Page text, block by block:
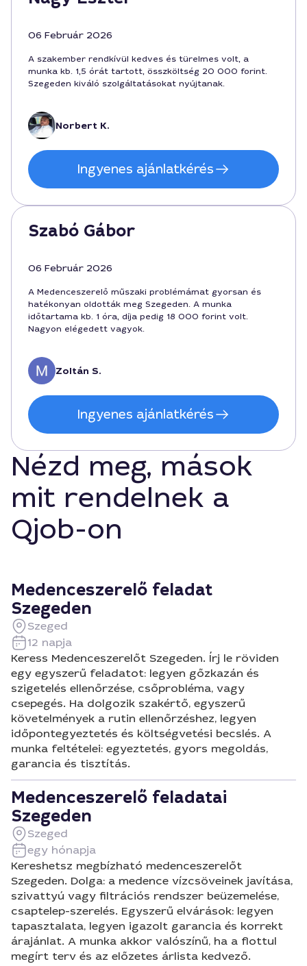
06 Február 2026
A szakember rendkívül kedves és türelmes volt, a
munka kb. 1,5 órát tartott, összköltség 20 000 forint.
Szegeden kiváló szolgáltatásokat nyújtanak.
Norbert K.
Ingyenes ajánlatkérés
Szabó Gábor
06 Február 2026
A Medenceszerelő műszaki problémámat gyorsan és
hatékonyan oldották meg Szegeden. A munka
időtartama kb. 1 óra, díja pedig 18 000 forint volt.
Nagyon elégedett vagyok.
Zoltán S.
Ingyenes ajánlatkérés
Nézd meg, mások
mit rendelnek a
Qjob-on
Medenceszerelő feladat
Szegeden
Szeged
12 napja
Keress Medenceszerelőt Szegeden. Írj le röviden
egy egyszerű feladatot: legyen gőzkazán és
szigetelés ellenőrzése, csőprobléma, vagy
csepegés. Ha dolgozik szakértő, egyszerű
követelmények a rutin ellenőrzéshez, legyen
időpontegyeztetés és költségvetési becslés. A
munka feltételei: egyeztetés, gyors megoldás,
garancia és tisztítás.
Medenceszerelő feladatai
Szegeden
Szeged
egy hónapja
Kereshetsz megbízható medenceszerelőt
Szegeden. Dolga: a medence vízcsöveinek javítása,
szivattyú vagy filtrációs rendszer beüzemelése,
csaptelep-szerelés. Egyszerű elvárások: legyen
tapasztalata, legyen igazolt garancia és korrekt
árajánlat. A munka akkor valószínű, ha a flottul
megírt terv és az előzetes árlista kedvező.